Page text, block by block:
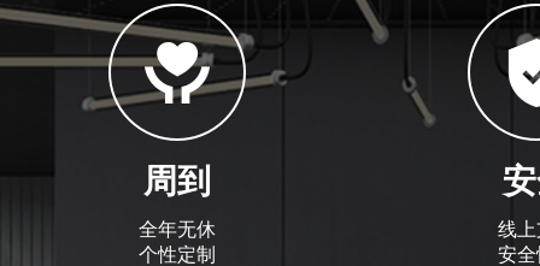
周到
全年无休
个性定制
线
安